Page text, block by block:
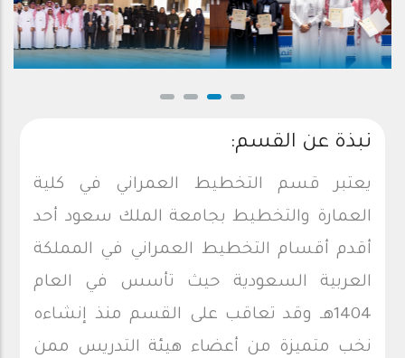
نبذة عن القسم:
يعتبر قسم التخطيط العمراني في كلية
العمارة والتخطيط بجامعة الملك سعود أحد
أقدم أقسام التخطيط العمراني في المملكة
العربية السعودية حيث تأسس في العام
1404هـ وقد تعاقب على القسم منذ إنشاءه
نخب متميزة من أعضاء هيئة التدريس ممن